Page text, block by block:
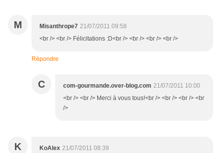
M Misanthrope7 21/07/2011 09:58
<br /> <br /> Félicitations :D<br /> <br /> <br /> <br />
Répondre
C com-gourmande.over-blog.com 21/07/2011 10:00
<br /> <br /> Merci à vous tous!<br /> <br /> <br /> <br
/>
K KoAlex 21/07/2011 08:39